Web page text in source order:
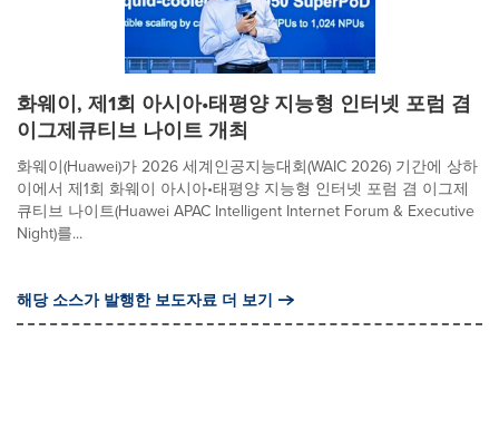
화웨이, 제1회 아시아•태평양 지능형 인터넷 포럼 겸
이그제큐티브 나이트 개최
화웨이(Huawei)가 2026 세계인공지능대회(WAIC 2026) 기간에 상하
이에서 제1회 화웨이 아시아•태평양 지능형 인터넷 포럼 겸 이그제
큐티브 나이트(Huawei APAC Intelligent Internet Forum & Executive
Night)를...
해당 소스가 발행한 보도자료 더 보기